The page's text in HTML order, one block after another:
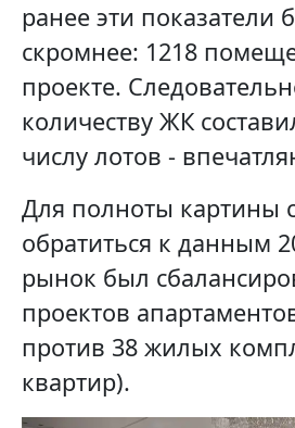
ранее эти показатели
скромнее: 1218
проекте.
количеству ЖК
числу лотов -
Для полноты картины
обратиться к данным
рынок был
проектов
против 38 жилых
квартир).